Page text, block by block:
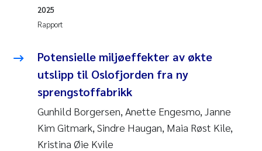
Rapport
2025
Potensielle miljøeffekter av økte
utslipp til Oslofjorden fra ny
sprengstoffabrikk
Gunhild Borgersen, Anette Engesmo, Janne
Kim Gitmark, Sindre Haugan, Maia Røst Kile,
Kristina Øie Kvile